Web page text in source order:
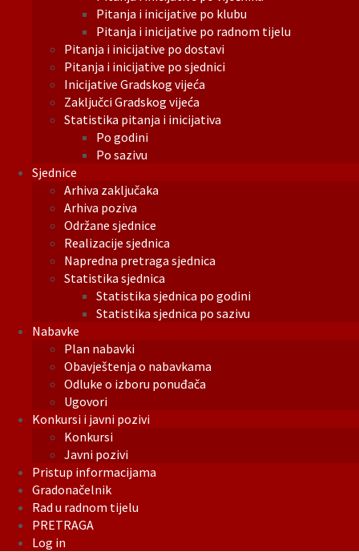
Pitanja i inicijative po klubu
Pitanja i inicijative po radnom tijelu
Pitanja i inicijative po dostavi
Pitanja i inicijative po sjednici
Inicijative Gradskog vijeća
Zaključci Gradskog vijeća
Statistika pitanja i inicijativa
Po godini
Po sazivu
Sjednice
Arhiva zaključaka
Arhiva poziva
Održane sjednice
Realizacije sjednica
Napredna pretraga sjednica
Statistika sjednica
Statistika sjednica po godini
Statistika sjednica po sazivu
Nabavke
Plan nabavki
Obavještenja o nabavkama
Odluke o izboru ponuđača
Ugovori
Konkursi i javni pozivi
Konkursi
Javni pozivi
Pristup informacijama
Gradonačelnik
Rad u radnom tijelu
PRETRAGA
Log in